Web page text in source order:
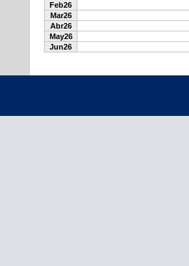
Feb26
Mar26
Abr26
May26
Jun26